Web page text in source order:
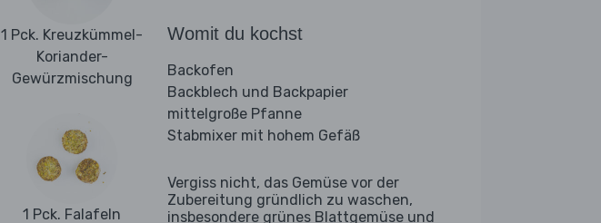
1 Pck. Kreuzkümmel-
Koriander-
Gewürzmischung
1 Pck. Falafeln
Womit du kochst
Backofen
Backblech und Backpapier
mittelgroße Pfanne
Stabmixer mit hohem Gefäß
Vergiss nicht, das Gemüse vor der
Zubereitung gründlich zu waschen,
insbesondere grünes Blattgemüse und